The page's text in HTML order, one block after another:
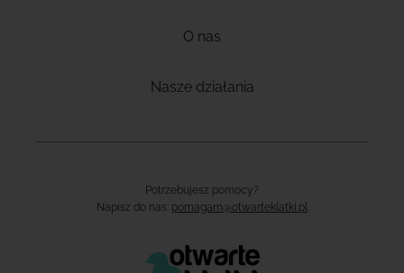
O nas
Nasze działania
Potrzebujesz pomocy?
Napisz do nas: pomagam@otwarteklatki.pl